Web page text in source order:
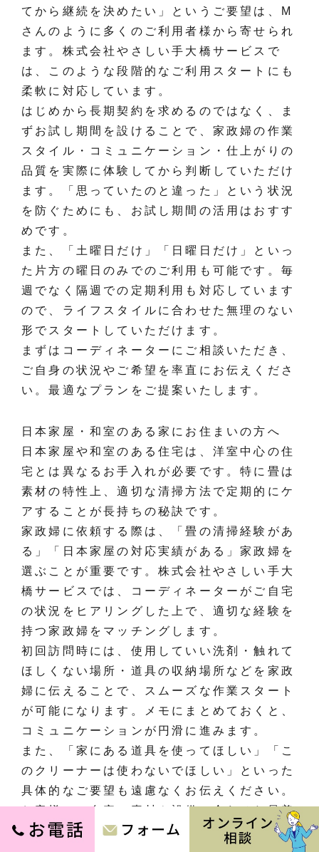
てから継続を決めたい」というご要望は、M
さんのように多くのご利用者様から寄せられ
ます。株式会社やさしい手大橋サービスで
は、このような段階的なご利用スタートにも
柔軟に対応しています。
はじめから長期契約を求めるのではなく、ま
ずお試し期間を設けることで、家政婦の作業
スタイル・コミュニケーション・仕上がりの
品質を実際に体験してから判断していただけ
ます。「思っていたのと違った」という状況
を防ぐためにも、お試し期間の活用はおすす
めです。
また、「土曜日だけ」「日曜日だけ」といっ
た片方の曜日のみでのご利用も可能です。毎
週でなく隔週での定期利用も対応しています
ので、ライフスタイルに合わせた無理のない
形でスタートしていただけます。
まずはコーディネーターにご相談いただき、
ご自身の状況やご希望を率直にお伝えくださ
い。最適なプランをご提案いたします。
日本家屋・和室のある家にお住まいの方へ
日本家屋や和室のある住宅は、洋室中心の住
宅とは異なるお手入れが必要です。特に畳は
素材の特性上、適切な清掃方法で定期的にケ
アすることが長持ちの秘訣です。
家政婦に依頼する際は、「畳の清掃経験があ
る」「日本家屋の対応実績がある」家政婦を
選ぶことが重要です。株式会社やさしい手大
橋サービスでは、コーディネーターがご自宅
の状況をヒアリングした上で、適切な経験を
持つ家政婦をマッチングします。
初回訪問時には、使用していい洗剤・触れて
ほしくない場所・道具の収納場所などを家政
婦に伝えることで、スムーズな作業スタート
が可能になります。メモにまとめておくと、
コミュニケーションが円滑に進みます。
また、「家にある道具を使ってほしい」「こ
のクリーナーは使わないでほしい」といった
具体的なご要望も遠慮なくお伝えください。
お客様のご自宅の素材や設備に合わせた最善
の方法で対応いたします。